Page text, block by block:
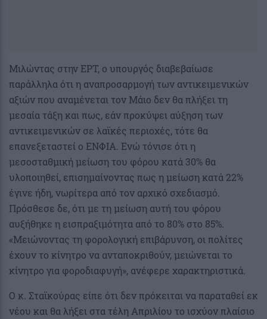
Μιλώντας στην ΕΡΤ, ο υπουργός διαβεβαίωσε
παράλληλα ότι η αναπροσαρμογή των αντικειμενικών
αξιών που αναμένεται τον Μάιο δεν θα πλήξει τη
μεσαία τάξη και πως, εάν προκύψει αύξηση των
αντικειμενικών σε λαϊκές περιοχές, τότε θα
επανεξεταστεί ο ΕΝΦΙΑ. Ενώ τόνισε ότι η
μεσοσταθμική μείωση του φόρου κατά 30% θα
υλοποιηθεί, επισημαίνοντας πως η μείωση κατά 22%
έγινε ήδη, νωρίτερα από τον αρχικό σχεδιασμό.
Πρόσθεσε δε, ότι με τη μείωση αυτή του φόρου
αυξήθηκε η εισπραξιμότητα από το 80% στο 85%.
«Μειώνοντας τη φορολογική επιβάρυνση, οι πολίτες
έχουν το κίνητρο να ανταποκριθούν, μειώνεται το
κίνητρο για φοροδιαφυγή», ανέφερε χαρακτηριστικά.
Ο κ. Σταϊκούρας είπε ότι δεν πρόκειται να παραταθεί εκ
νέου και θα λήξει στα τέλη Απριλίου το ισχύον πλαίσιο